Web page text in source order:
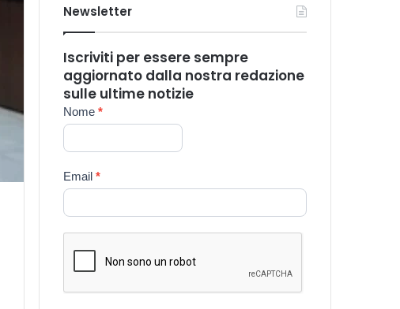
Newsletter
Iscriviti per essere sempre
aggiornato dalla nostra redazione
sulle ultime notizie
Newsletter
Nome*
Email*